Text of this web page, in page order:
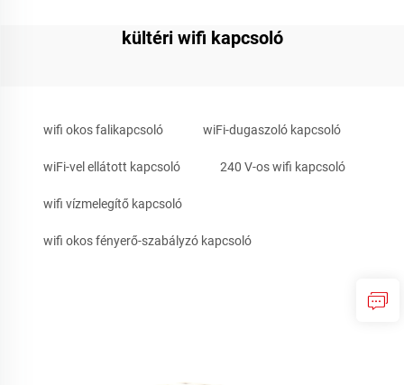
kültéri wifi kapcsoló
wifi okos falikapcsoló wiFi-dugaszoló kapcsoló
wiFi-vel ellátott kapcsoló 240 V-os wifi kapcsoló
wifi vízmelegítő kapcsoló
wifi okos fényerő-szabályzó kapcsoló